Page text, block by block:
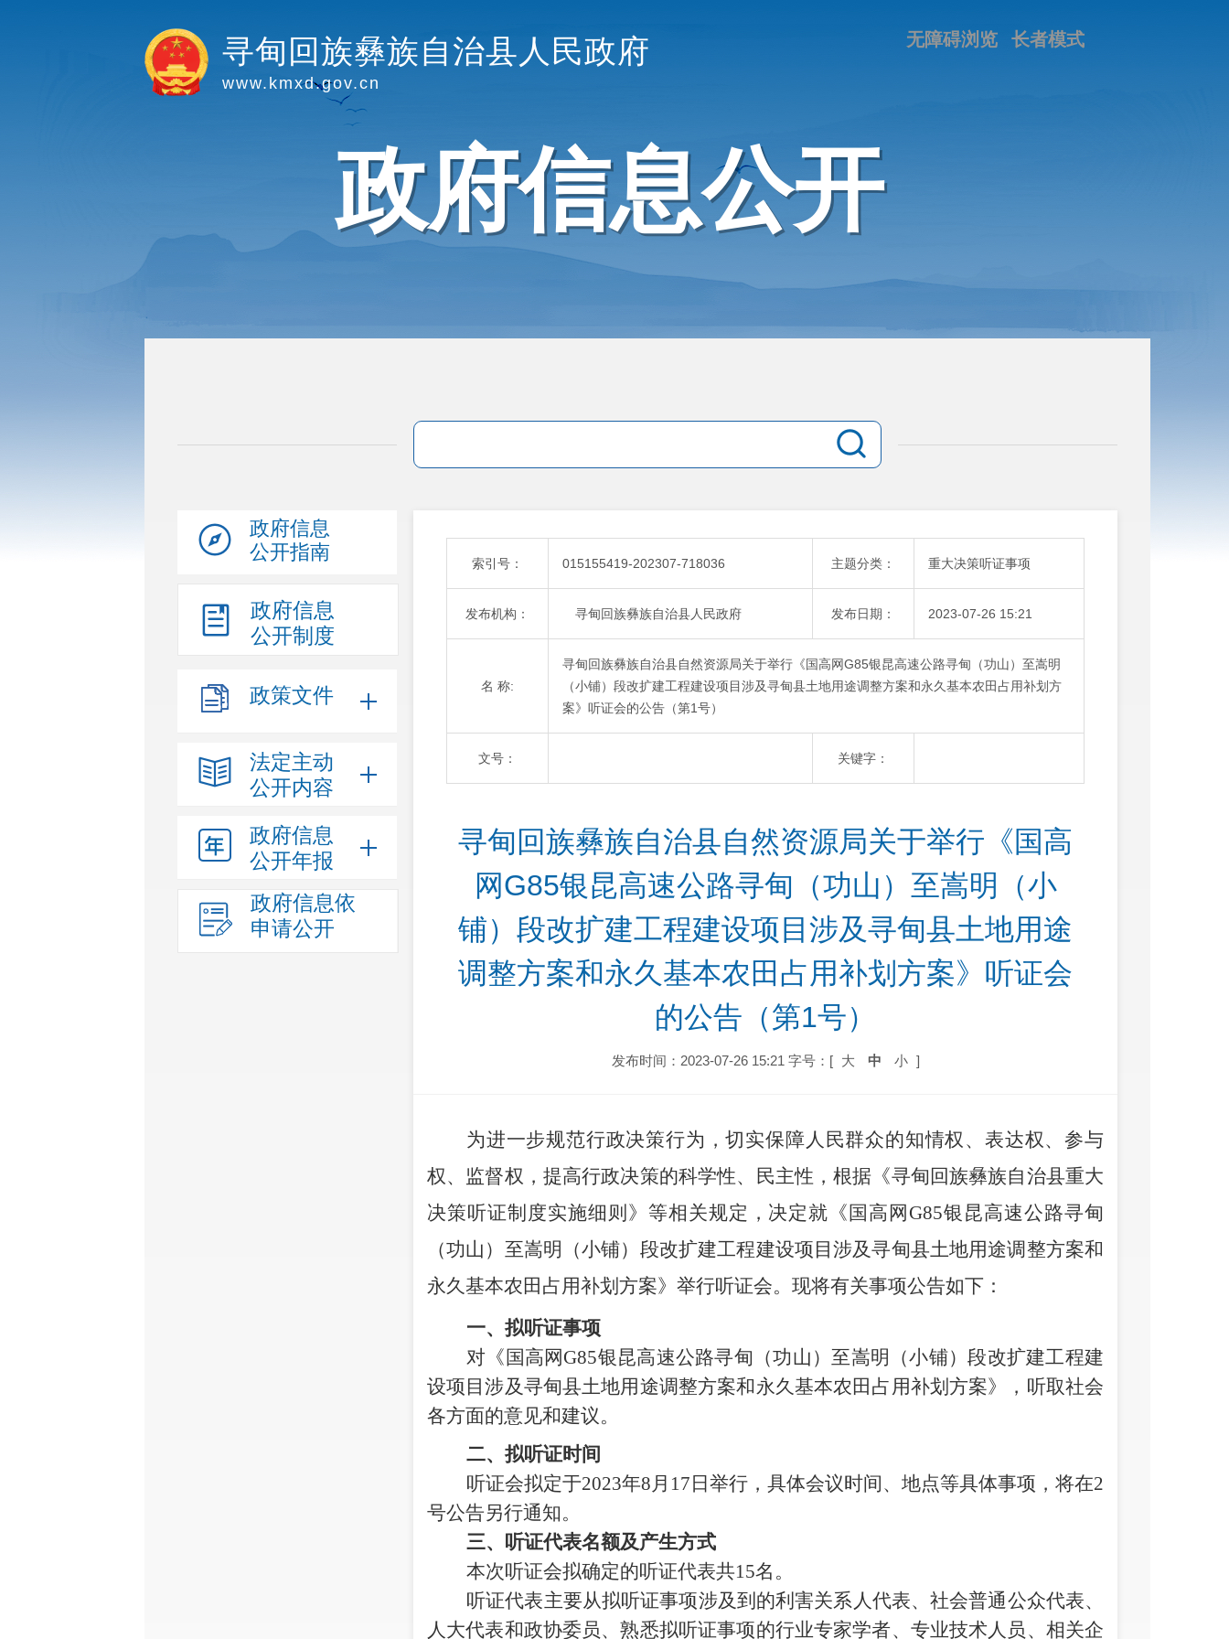
长者模式
无障碍浏览
寻甸回族彝族自治县人民政府
www.kmxd.gov.cn
政府信息公开
政府信息
公开指南
政府信息
公开制度
政策文件
法定主动
公开内容
政府信息
公开年报
政府信息依
申请公开
索引号： 015155419-202307-718036 主题分类： 重大决策听证事项
发布机构： 寻甸回族彝族自治县人民政府 发布日期： 2023-07-26 15:21
名 称:
寻甸回族彝族自治县自然资源局关于举行《国高网G85银昆高速公路寻甸（功山）至嵩明
（小铺）段改扩建工程建设项目涉及寻甸县土地用途调整方案和永久基本农田占用补划方
案》听证会的公告（第1号）
文号： 关键字：
寻甸回族彝族自治县自然资源局关于举行《国高
网G85银昆高速公路寻甸（功山）至嵩明（小
铺）段改扩建工程建设项目涉及寻甸县土地用途
调整方案和永久基本农田占用补划方案》听证会
的公告（第1号）
发布时间：2023-07-26 15:21 字号：[ 大 中 小 ]
为进一步规范行政决策行为，切实保障人民群众的知情权、表达权、参与
权、监督权，提高行政决策的科学性、民主性，根据《寻甸回族彝族自治县重大
决策听证制度实施细则》等相关规定，决定就 《 国高网 G85银昆高速公路寻甸
（功山）至嵩明（小铺）段改扩建工程建设项目涉及寻甸县土地用途调整方案和
永久基本农田占用补划方案》 举行听证会。现将有关事项公告如下：
一、拟听证事项
对《国高网G85银昆高速公路寻甸（功山）至嵩明（小铺）段改扩建工程建
设项目涉及寻甸县土地用途调整方案和永久基本农田占用补划方案》，听取社会
各方面的意见和建议。
二、拟听证时间
听证会拟定于2023年8月 17 日举行，具体会议时间、地点等具体事项，将在2
号公告另行通知。
三、听证代表名额及产生方式
本次听证会拟确定的听证代表共15名。
听证代表主要从拟听证事项涉及到的利害关系人代表、社会普通公众代表、
人大代表和政协委员、熟悉拟听证事项的行业专家学者、专业技术人员、相关企